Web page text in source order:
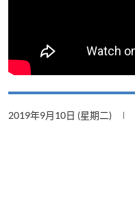
2019年9月10日 (星期二)